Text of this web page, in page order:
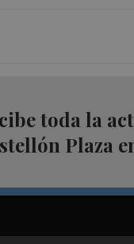
toda la
Plaza